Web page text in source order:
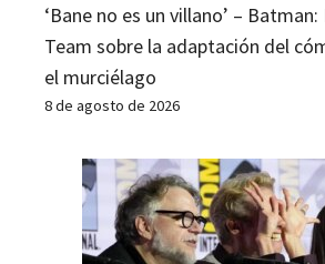
‘Bane no es un villano’ –
Team sobre la adaptación del
el murciélago
8 de agosto de 2026